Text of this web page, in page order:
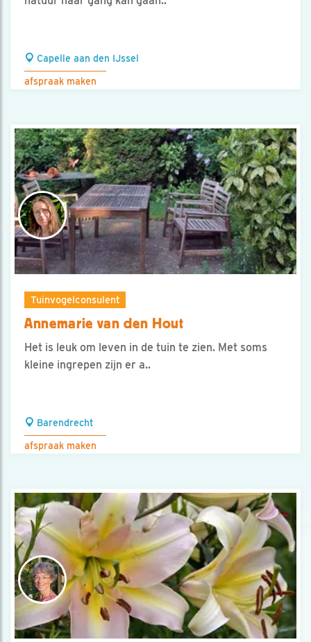
Capelle aan den IJssel
afspraak maken
Tuinvogelconsulent
Annemarie van den Hout
Het is leuk om leven in de tuin te zien. Met soms
kleine ingrepen zijn er a..
Barendrecht
afspraak maken